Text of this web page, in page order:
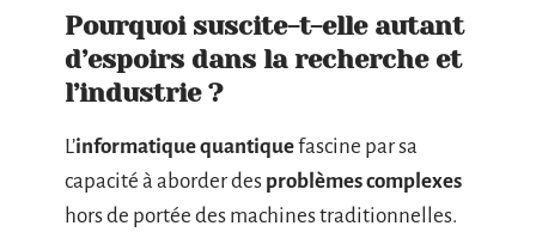
Pourquoi suscite-t-elle autant
d’espoirs dans la recherche et
l’industrie ?
L’informatique quantiquefascine par sa
capacité à aborder des problèmes complexes
hors de portée des machines traditionnelles.